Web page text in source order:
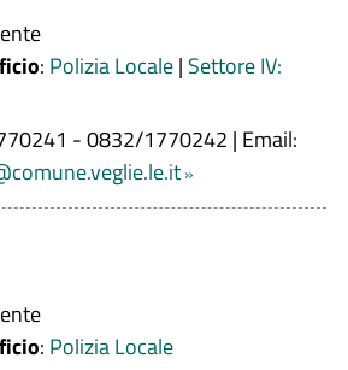
: Polizia Locale| Settore IV:
- 0832/1770242 | Email:
: Polizia Locale